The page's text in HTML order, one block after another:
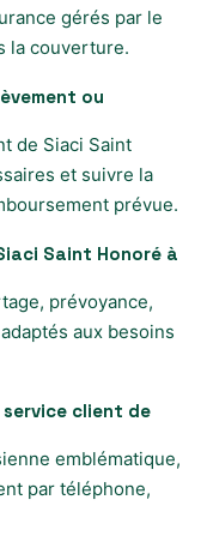
gérés par le
la couverture.
ou
de Siaci Saint
et suivre la
prévue.
Saint Honoré à
prévoyance,
aux besoins
client de
emblématique,
par téléphone,